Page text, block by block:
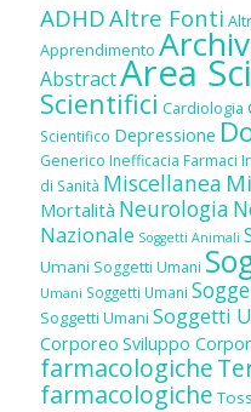
ADHDAltre Fonti
Apprendimento
AbstractArea
Scientifici Cardiologia
Scientifico Depressione
Generico Inefficacia Farmaci
di Sanità Miscellanea
Mortalità Neurologia
Nazionale Soggetti Animali
Umani Soggetti Umani
Umani Soggetti Umani
Soggetti Umani Soggetti
Corporeo Sviluppo
farmacologiche
farmacologiche